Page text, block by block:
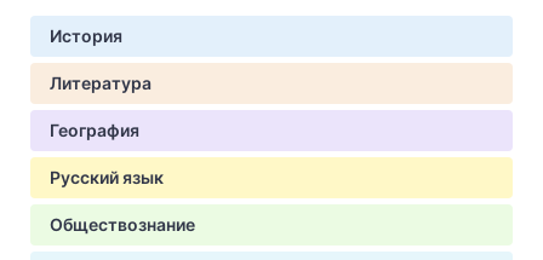
История
Литература
География
Русский язык
Обществознание